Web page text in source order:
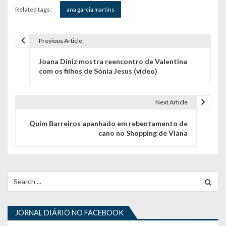
Related tags : ana garcia martins
ã
o
d
Previous Article
Joana Diniz mostra reencontro de Valentina
com os filhos de Sónia Jesus (vídeo)
Next Article
Quim Barreiros apanhado em rebentamento de
cano no Shopping de Viana
for:
JORNAL DIÁRIO NO FACEBOOK